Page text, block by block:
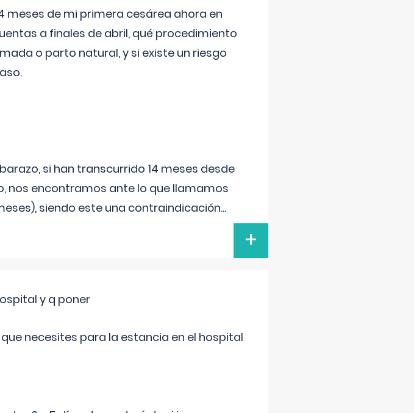
meses de mi primera cesárea ahora en
a finales de abril, qué procedimiento
o parto natural, y si existe un riesgo
si han transcurrido 14 meses desde
nos encontramos ante lo que llamamos
siendo este una contraindicación...
+
y q poner
necesites para la estancia en el hospital